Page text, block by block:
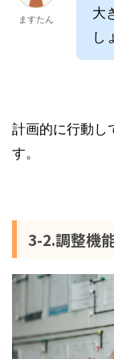
ますたん
大
し
計画的に行動し
す。
3-2.調整機